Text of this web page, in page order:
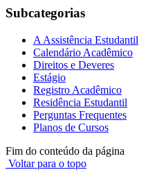
Subcategorias
A Assistência Estudantil
Calendário Acadêmico
Direitos e Deveres
Estágio
Registro Acadêmico
Residência Estudantil
Perguntas Frequentes
Planos de Cursos
Fim do conteúdo da página
Voltar para o topo